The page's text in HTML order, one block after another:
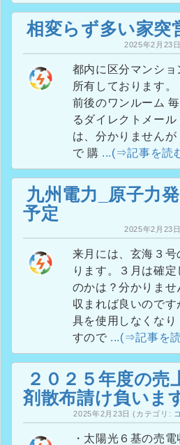
相変らず多い家突
2025年2月23日
都内に区分マンション
所有しております。 いずれも、２０㎡
前後のワンルーム 毎週のように送られ
るダイレクトメール ホントかどうか
は、分かりませんが 簿価よりは、高値
で 購 ...(⇒記事を読
九州電力_原子力
予定
2025年2月23日
来月には、玄海３号の
ります。３月は確定して
のかは？分かりませんが 少しは
収まれば良いのですが その分、暖
具を使用しなくなり 日射量が増加しま
すので ...(⇒記事を
２０２５年度の売
剤散布請け負いま
2025年2月23日 (カテゴリ:
・太陽光６基の売電収入 ・区分